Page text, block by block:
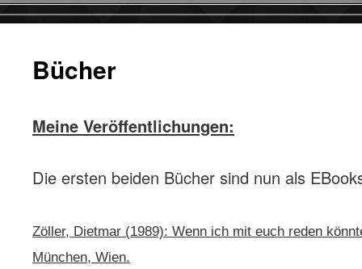
Bücher
Meine Veröffentlichungen:
Die ersten beiden Bücher sind nun als
Zöller, Dietmar (1989): Wenn ich mit euch reden
München, Wien.